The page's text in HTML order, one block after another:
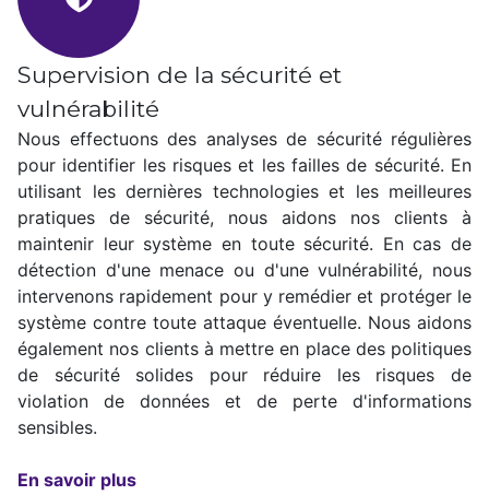
Supervision de la sécurité et
vulnérabilité
Nous effectuons des analyses de sécurité régulières
pour identifier les risques et les failles de sécurité. En
utilisant les dernières technologies et les meilleures
pratiques de sécurité, nous aidons nos clients à
maintenir leur système en toute sécurité. En cas de
détection d'une menace ou d'une vulnérabilité, nous
intervenons rapidement pour y remédier et protéger le
système contre toute attaque éventuelle. Nous aidons
également nos clients à mettre en place des politiques
de sécurité solides pour réduire les risques de
violation de données et de perte d'informations
sensibles.
En savoir plus